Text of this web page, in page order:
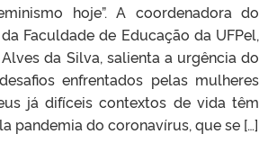
hoje”. A coordenadora do
Faculdade de Educação da UFPel,
da Silva, salienta a urgência do
enfrentados pelas mulheres
já difíceis contextos de vida têm
pandemia do coronavírus, que se […]